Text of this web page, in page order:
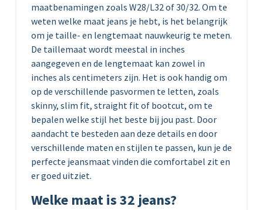
maatbenamingen zoals W28/L32 of 30/32. Om te
weten welke maat jeans je hebt, is het belangrijk
om je taille- en lengtemaat nauwkeurig te meten.
De taillemaat wordt meestal in inches
aangegeven en de lengtemaat kan zowel in
inches als centimeters zijn. Het is ook handig om
op de verschillende pasvormen te letten, zoals
skinny, slim fit, straight fit of bootcut, om te
bepalen welke stijl het beste bij jou past. Door
aandacht te besteden aan deze details en door
verschillende maten en stijlen te passen, kun je de
perfecte jeansmaat vinden die comfortabel zit en
er goed uitziet.
Welke maat is 32 jeans?